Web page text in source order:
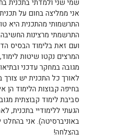
שמי שני ולמדתי בתכנית
אני ממליצה בחום על תכנית
התרשמותי מהתכנית היא
התרשמתי מרצינות החשיבה
ועם זאת בלימוד הבסיס
המרצים נקטו שיטות
מגובה במחקר עדכני
לאורך כל התכנית יש
בחיפה קבוצות הלימוד הן
סביבת לימוד קבוצתית
הגעתי ללימודיי בתכנית,
באוניברסיטה). אני בהחלט
בהצלחה!